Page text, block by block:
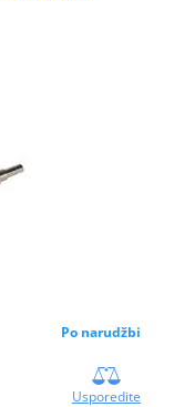
Po narudžbi
Usporedite